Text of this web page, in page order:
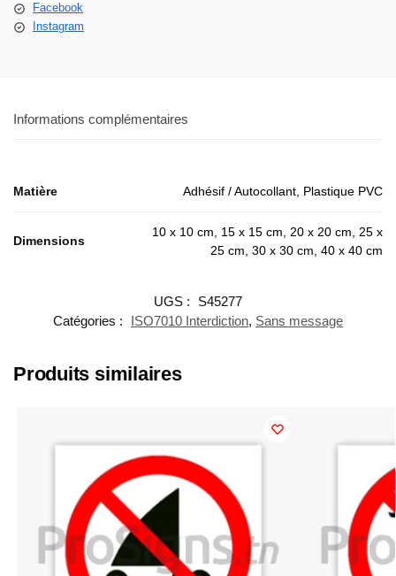
Facebook
Instagram
Informations complémentaires
Matière Adhésif / Autocollant, Plastique PVC
Dimensions
10 x 10 cm, 15 x 15 cm, 20 x 20 cm, 25 x
25 cm, 30 x 30 cm, 40 x 40 cm
UGS :
S45277
Catégories :
ISO7010 Interdiction, Sans message
Produits similaires